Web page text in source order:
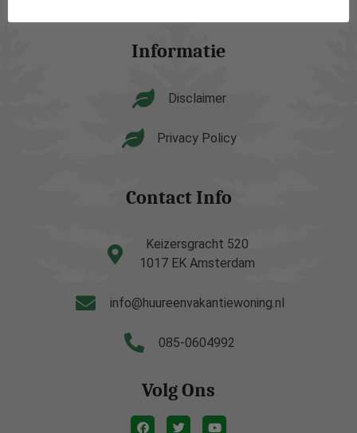
Informatie
Disclaimer
Privacy Policy
Contact Info
Keizersgracht 520
1017 EK Amsterdam
info@huureenvakantiewoning.nl
085-0604992
Volg Ons